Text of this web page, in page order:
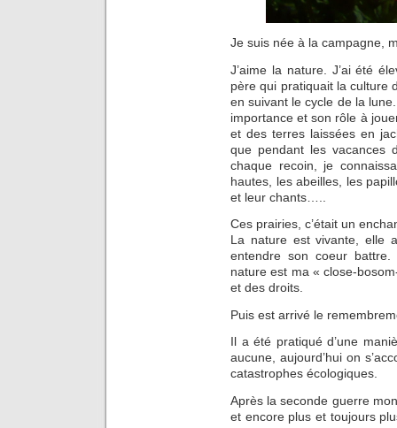
Je suis née à la campagne,
J’aime la nature. J’ai été
père qui pratiquait la culture
en suivant le cycle de la
importance et son rôle à
et des terres laissées en
que pendant les vacances
chaque recoin, je
hautes, les abeilles, les
et leur chants…..
Ces prairies, c’était un
La nature est vivante, elle
entendre son coeur
nature est ma « close-
et des droits.
Puis est arrivé le
Il a été pratiqué d’une
aucune, aujourd’hui on
catastrophes écologiques.
Après la seconde guerre
et encore plus et toujours